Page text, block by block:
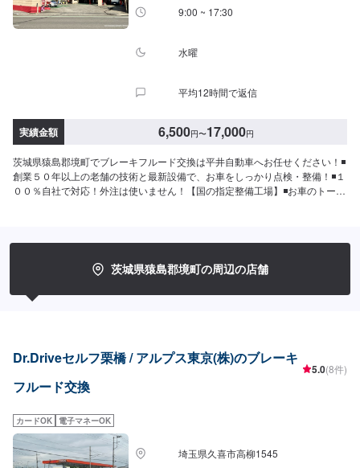
9:00 ~ 17:30
水曜
平均12時間で返信
実績金額 6,500円〜17,000円
茨城県猿島郡境町でブレーキフルード交換は平井自動車へお任せください！◾
創業５０年以上の老舗の技術と最新設備で、お車をしっかり点検・整備！◾１
００％自社で対応！外注は使いません！【国の指定整備工場】◾お車のトータ
9:00~17:30【1】オファーにてお問い合わせ【2】お見積り【3】お見積りに
ご納得いただければ作業開始【4】仕上がり次第納車-----納期について-----納
後する場合がございます。予めご了承ください。-----代車について-----無料の
ねる場合もございます。-----ご来店時の注意、受付方法-----入庫の際はお気を
つけてお越しください。駐車スペースは事務所前のお客様駐車スペースに駐
車してください。受付はスタッフへ「メンテモで予約しました」とお伝えく
ださい。ご案内いたします。
茨城県猿島郡境町の周辺の店舗
Dr.Driveセルフ栗橋 / アルプス東京(株)のブレーキ
フルード交換
5.0(8件)
カードOK 電子マネーOK
埼玉県久喜市高柳1545